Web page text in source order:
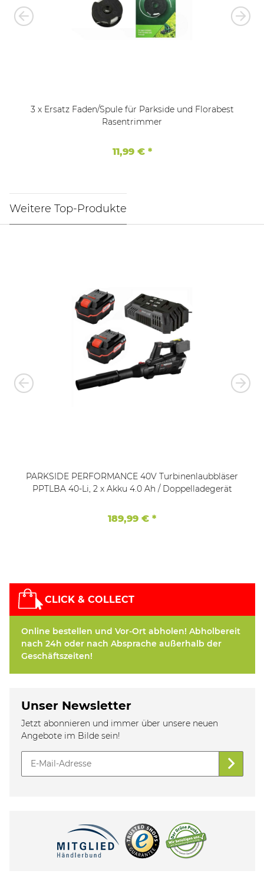
3 x Ersatz Faden/Spule für Parkside und Florabest
Rasentrimmer
11,99 € *
Weitere Top-Produkte
PARKSIDE PERFORMANCE 40V Turbinenlaubbläser
PPTLBA 40-Li, 2 x Akku 4.0 Ah / Doppelladegerät
189,99 € *
CLICK & COLLECT
Online bestellen und Vor-Ort abholen! Abholbereit
nach 24h oder nach Absprache außerhalb der
Geschäftszeiten!
Unser Newsletter
Jetzt abonnieren und immer über unsere neuen
Angebote im Bilde sein!